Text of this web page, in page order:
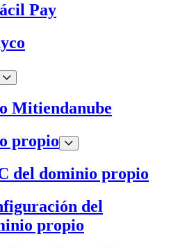
Pay
Mitiendanube
propio
del dominio propio
del
propio